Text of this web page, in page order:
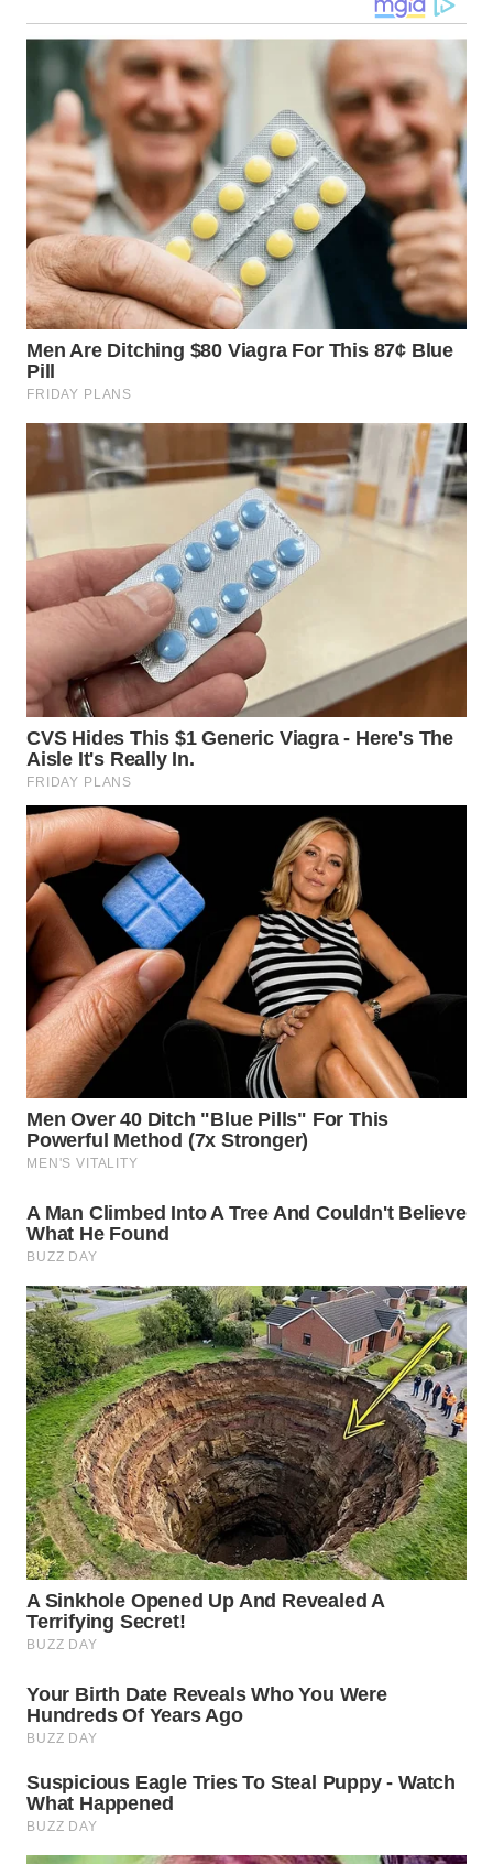
WN
DANAU
TOBA
WN
NIAS
WN
LANGKAT
WN
TAPANULI
SELATAN
TANJUNG
LESUNG
WN
SIMALUNGUN
WN
LABUHANBATU
WN
TAPANULI
TENGAH
WN DELI
SERDANG
WN
TEBING
TINGGI
WN
PAKPAK
WN
KARAWANG
WN
BEKASI
WN
BOGOR
WN
DEPOK
WN
TAPANULI
UTARA
WN
SAMOSIR
WN
LAWAS
WN
SUMEDANG
WN
CIANJUR